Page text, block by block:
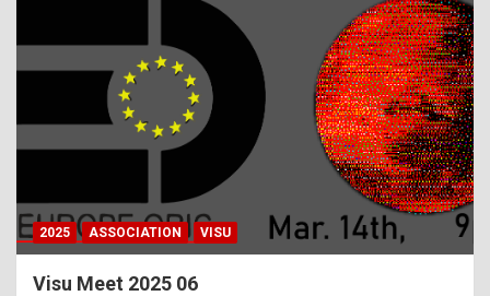
h
a
2025 ASSOCIATION VISU
Visu Meet 2025 06